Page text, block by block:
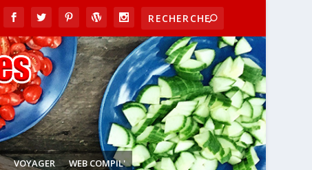
VOYAGER WEB COMPIL'